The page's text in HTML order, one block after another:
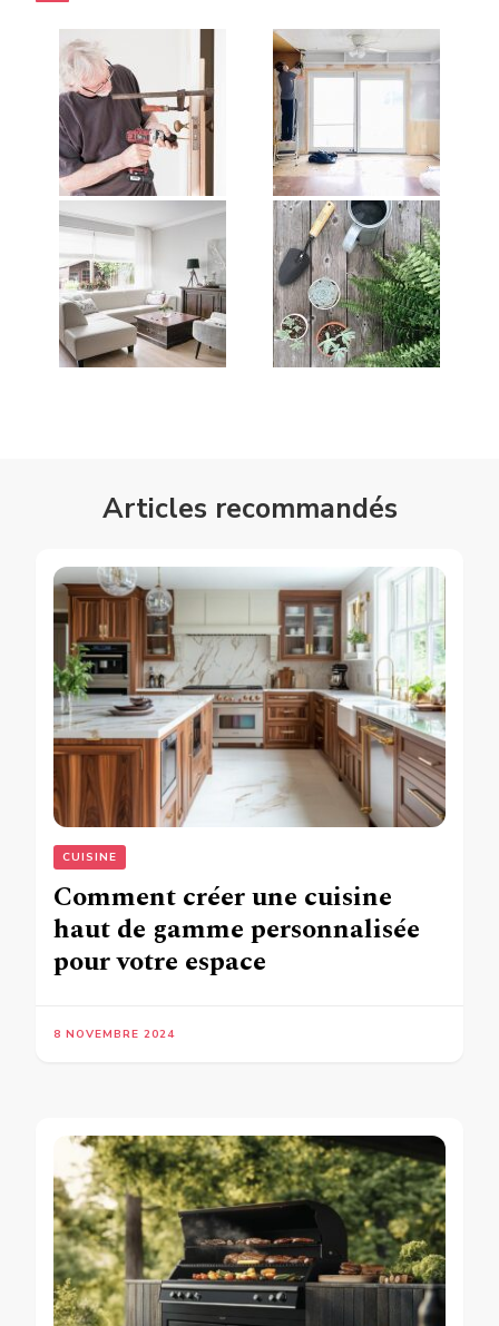
Articles recommandés
CUISINE
Comment créer une cuisine
haut de gamme personnalisée
pour votre espace
8 NOVEMBRE 2024